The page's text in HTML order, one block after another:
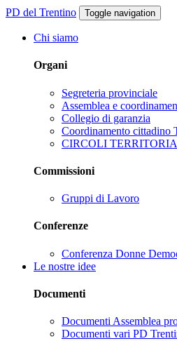
PD del Trentino Toggle navigation
Chi siamo
Organi
Segreteria provinciale
Assemblea e
Collegio di garanzia
Coordinamento cittadino
CIRCOLI
Commissioni
Gruppi di Lavoro
Conferenze
Conferenza Donne
Le nostre idee
Documenti
Documenti Assemblea
Documenti vari PD